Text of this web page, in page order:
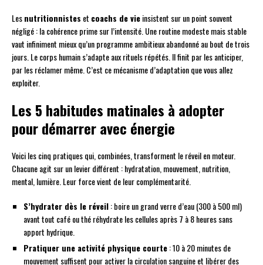
Lesnutritionnistes et coachs de vieinsistent sur un point souvent
négligé : la cohérence prime sur l’intensité. Une routine modeste mais stable
vaut infiniment mieux qu’un programme ambitieux abandonné au bout de trois
jours. Le corps humain s’adapte aux rituels répétés. Il finit par les anticiper,
par les réclamer même. C’est ce mécanisme d’adaptation que vous allez
exploiter.
Les 5 habitudes matinales à adopter
pour démarrer avec énergie
Voici les cinq pratiques qui, combinées, transforment le réveil en moteur.
Chacune agit sur un levier différent : hydratation, mouvement, nutrition,
mental, lumière. Leur force vient de leur complémentarité.
S’hydrater dès le réveil: boire un grand verre d’eau (300 à 500 ml)
avant tout café ou thé réhydrate les cellules après 7 à 8 heures sans
apport hydrique.
Pratiquer une activité physique courte: 10 à 20 minutes de
mouvement suffisent pour activer la circulation sanguine et libérer des